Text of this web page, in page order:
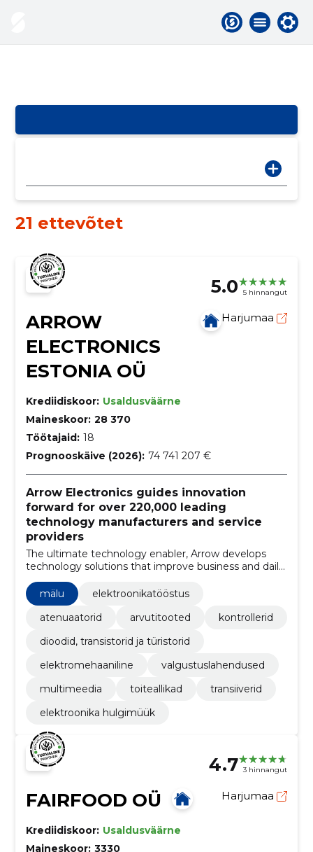
21 ettevõtet
5.0 5 hinnangut
ARROW
ELECTRONICS
ESTONIA OÜ
Harjumaa
Krediidiskoor: Usaldusväärne
Maineskoor: 28 370
Töötajaid: 18
Prognooskäive (2026): 74 741 207 €
Arrow Electronics guides innovation
forward for over 220,000 leading
technology manufacturers and service
providers
The ultimate technology enabler, Arrow develops
technology solutions that improve business and daily
life
mälu
elektroonikatööstus
atenuaatorid
arvutitooted
kontrollerid
dioodid, transistorid ja türistorid
elektromehaaniline
valgustuslahendused
multimeedia
toiteallikad
transiiverid
elektroonika hulgimüük
4.7 3 hinnangut
FAIRFOOD OÜ Harjumaa
Krediidiskoor: Usaldusväärne
Maineskoor: 3330